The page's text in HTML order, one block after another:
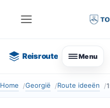
Reisroute Menu
Home Georgië Route ideeën